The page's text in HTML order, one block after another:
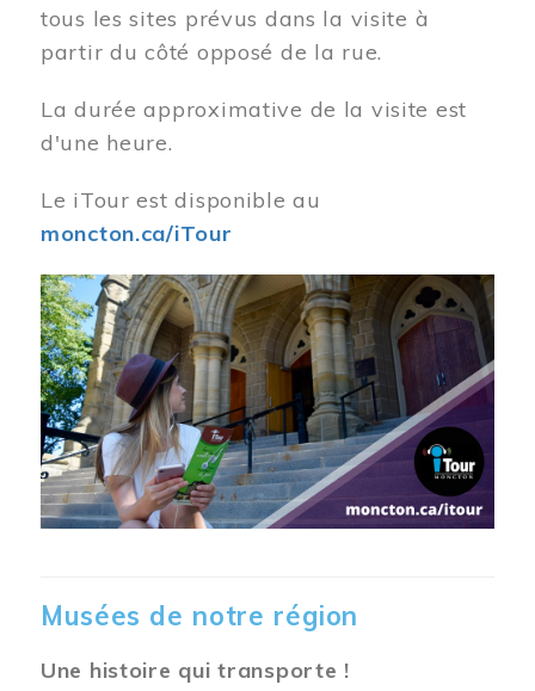
tous les sites prévus dans la visite à
partir du côté opposé de la rue.
La durée approximative de la visite est
d'une heure.
Le iTour est disponible au
moncton.ca/iTour
Musées de notre région
Une histoire qui transporte !